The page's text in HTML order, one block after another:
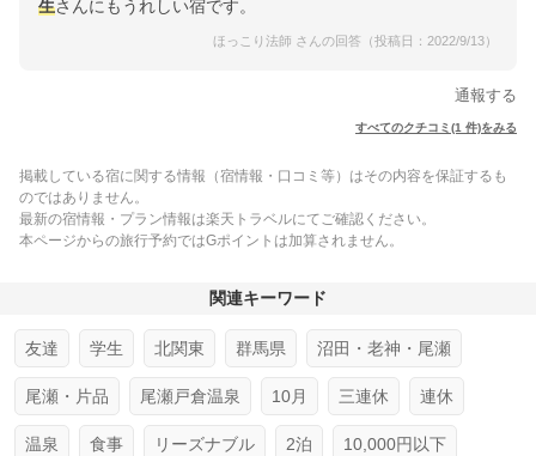
生さんにもうれしい宿です。
ほっこり法師 さんの回答（投稿日：2022/9/13）
通報する
すべてのクチコミ(1 件)をみる
掲載している宿に関する情報（宿情報・口コミ等）はその内容を保証するも
のではありません。
最新の宿情報・プラン情報は楽天トラベルにてご確認ください。
本ページからの旅行予約ではGポイントは加算されません。
関連キーワード
友達 学生 北関東 群馬県 沼田・老神・尾瀬
尾瀬・片品 尾瀬戸倉温泉 10月 三連休 連休
温泉 食事 リーズナブル 2泊 10,000円以下